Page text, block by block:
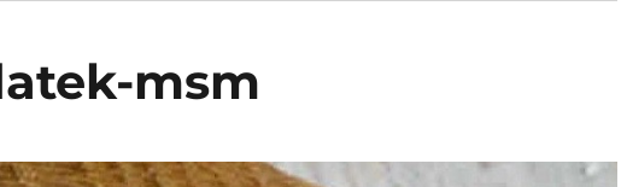
msm